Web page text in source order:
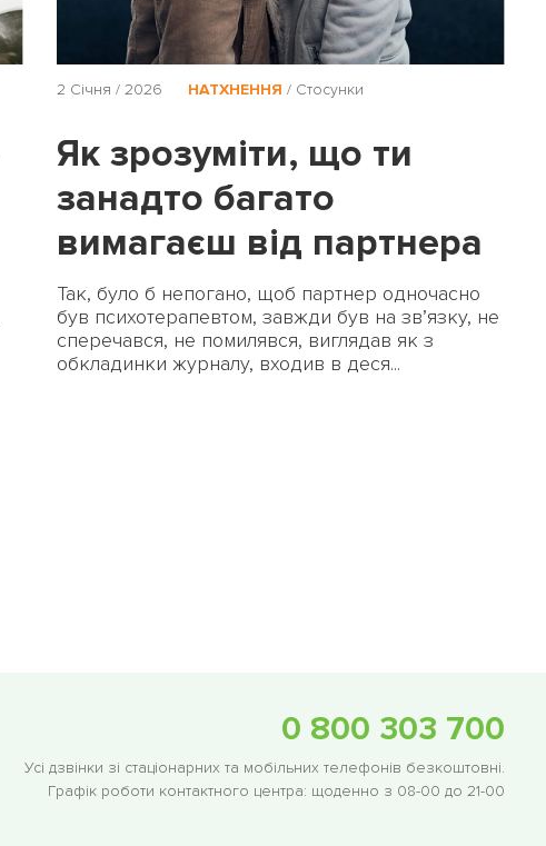
2 Січня / 2026 НАТХНЕННЯ / Стосунки
Як зрозуміти, що ти
занадто багато
вимагаєш від партнера
Так, було б непогано, щоб партнер одночасно
був психотерапевтом, завжди був на зв’язку, не
сперечався, не помилявся, виглядав як з
обкладинки журналу, входив в деся...
0 800 303 700
Усі дзвінки зі стаціонарних та мобільних телефонів безкоштовні.
Графік роботи контактного центра: щоденно з 08-00 до 21-00